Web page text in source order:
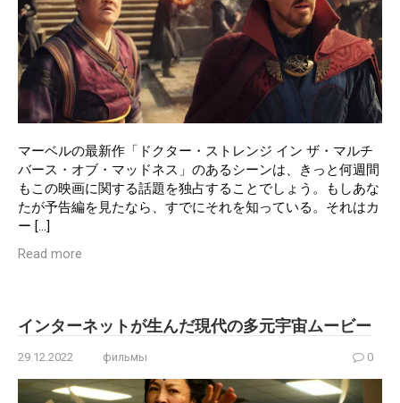
マーベルの最新作「ドクター・ストレンジ イン ザ・マルチ
バース・オブ・マッドネス」のあるシーンは、きっと何週間
もこの映画に関する話題を独占することでしょう。もしあな
たが予告編を見たなら、すでにそれを知っている。それはカ
ー […]
Read more
インターネットが生んだ現代の多元宇宙ムービー
29.12.2022 фильмы 0